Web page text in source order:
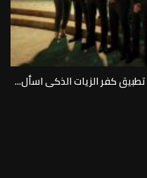
كفر الزيات الذكى اسأل...